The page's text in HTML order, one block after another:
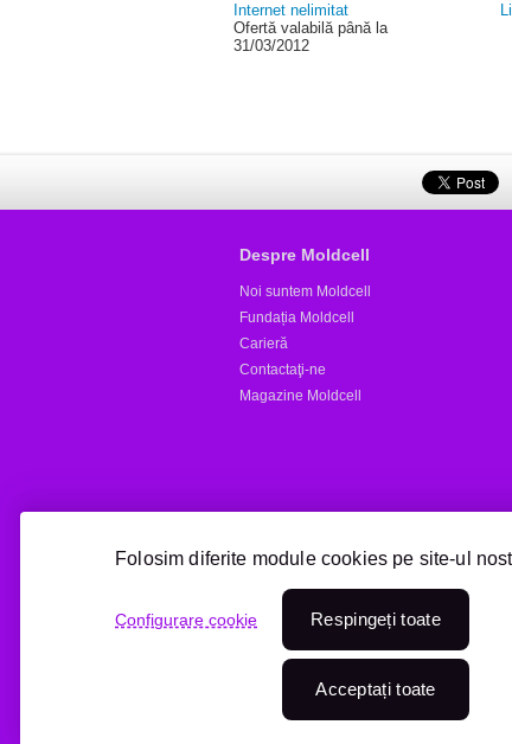
Internet nelimitat
Ofertă valabilă până la
31/03/2012
Despre Moldcell
Noi suntem Moldcell
Fundația Moldcell
Carieră
Contactaţi-ne
Magazine Moldcell
Reîncărcare online
Folosim diferite module cookies pe site-ul
Configurare cookie Respingeți toate
Acceptați toate